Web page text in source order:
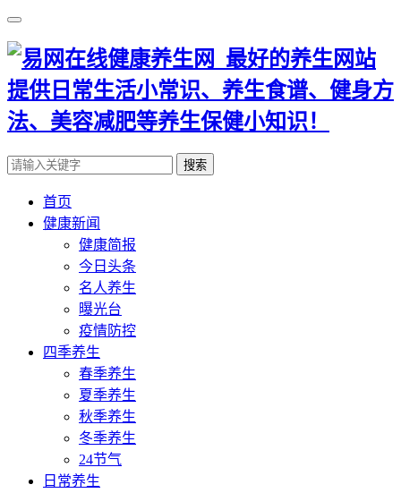
搜索
首页
健康新闻
健康简报
今日头条
名人养生
曝光台
疫情防控
四季养生
春季养生
夏季养生
秋季养生
冬季养生
24节气
日常养生